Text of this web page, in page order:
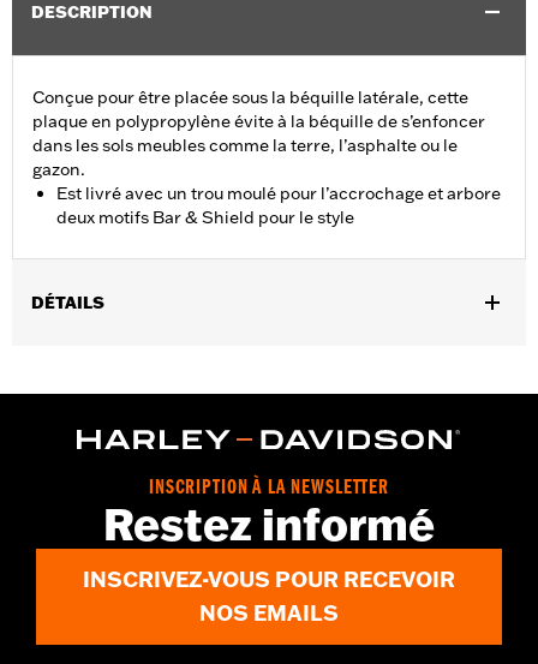
DESCRIPTION
Conçue pour être placée sous la béquille latérale, cette
plaque en polypropylène évite à la béquille de s’enfoncer
dans les sols meubles comme la terre, l’asphalte ou le
gazon.
Est livré avec un trou moulé pour l’accrochage et arbore
deux motifs Bar & Shield pour le style
DÉTAILS
Dans la boîte: Platine uniquement
INSCRIPTION À LA NEWSLETTER
Restez informé
INSCRIVEZ-VOUS POUR RECEVOIR
NOS EMAILS